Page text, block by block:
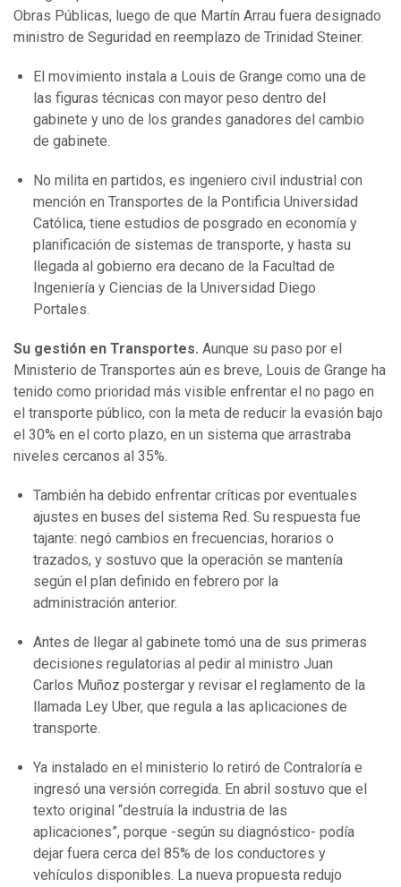
Obras Públicas, luego de que Martín Arrau fuera designado
ministro de Seguridad en reemplazo de Trinidad Steiner.
El movimiento instala a Louis de Grange como una de
las figuras técnicas con mayor peso dentro del
gabinete y uno de los grandes ganadores del cambio
de gabinete.
No milita en partidos, es ingeniero civil industrial con
mención en Transportes de la Pontificia Universidad
Católica, tiene estudios de posgrado en economía y
planificación de sistemas de transporte, y hasta su
llegada al gobierno era decano de la Facultad de
Ingeniería y Ciencias de la Universidad Diego
Portales.
Su gestión en Transportes. Aunque su paso por el
Ministerio de Transportes aún es breve, Louis de Grange ha
tenido como prioridad más visible enfrentar el no pago en
el transporte público, con la meta de reducir la evasión bajo
el 30% en el corto plazo, en un sistema que arrastraba
niveles cercanos al 35%.
También ha debido enfrentar críticas por eventuales
ajustes en buses del sistema Red. Su respuesta fue
tajante: negó cambios en frecuencias, horarios o
trazados, y sostuvo que la operación se mantenía
según el plan definido en febrero por la
administración anterior.
Antes de llegar al gabinete tomó una de sus primeras
decisiones regulatorias al pedir al ministro Juan
Carlos Muñoz postergar y revisar el reglamento de la
llamada Ley Uber, que regula a las aplicaciones de
transporte.
Ya instalado en el ministerio lo retiró de Contraloría e
ingresó una versión corregida. En abril sostuvo que el
texto original “destruía la industria de las
aplicaciones”, porque -según su diagnóstico- podía
dejar fuera cerca del 85% de los conductores y
vehículos disponibles. La nueva propuesta redujo